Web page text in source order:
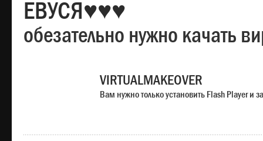
ЕВУСЯ♥♥♥
обезательно нужно качать
VIRTUALMAKEOVER
Вам нужно только установить Flash Player и